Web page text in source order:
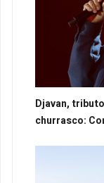
Djavan,
churrasco: